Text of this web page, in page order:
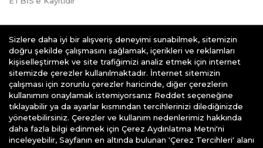
teknoklik.com © 2026 - Her Hakkı Saklıdır.
e-ticaret alt yapısı ile hazırlanmıştır
Sizlere daha iyi bir alışveriş deneyimi sunabilmek, sitemizin
doğru şekilde çalışmasını sağlamak, içerikleri ve reklamları
kişiselleştirmek ve site trafiğimizi analiz etmek için internet
sitemizde çerezler kullanılmaktadır. İnternet sitemizin
çalışması için zorunlu çerezler haricinde, diğer çerezlerin
kullanımını onaylamak istemiyorsanız Reddet seçeneğine
tıklayabilir ya da ayarlar kısmından tercihlerinizi dilediğinizde
yönetebilirsiniz. Çerezler ve kullanım nedenlerimiz hakkında
daha fazla bilgi edinmek için Çerez Aydınlatma Metni'ni
inceleyebilir, Sayfanın en altında bulunan 'Çerez Tercihleri' alanı